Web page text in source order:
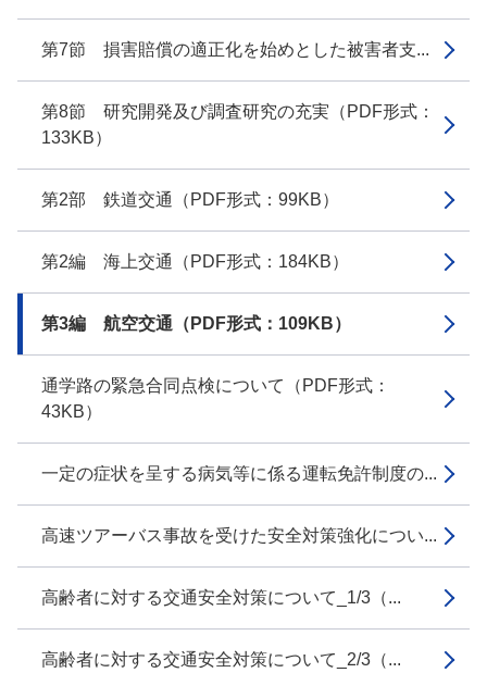
第7節 損害賠償の適正化を始めとした被害者支...
第8節 研究開発及び調査研究の充実（PDF形式：
133KB）
第2部 鉄道交通（PDF形式：99KB）
第2編 海上交通（PDF形式：184KB）
第3編 航空交通（PDF形式：109KB）
通学路の緊急合同点検について（PDF形式：
43KB）
一定の症状を呈する病気等に係る運転免許制度の...
高速ツアーバス事故を受けた安全対策強化につい...
高齢者に対する交通安全対策について_1/3（...
高齢者に対する交通安全対策について_2/3（...